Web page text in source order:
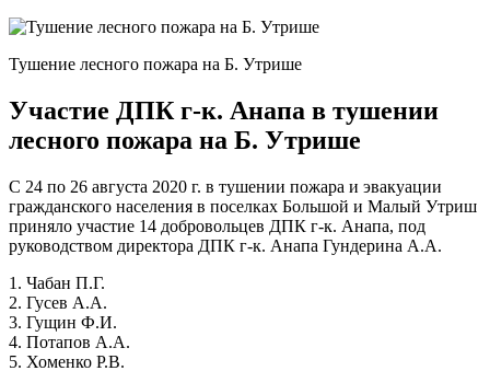
Тушение лесного пожара на Б. Утрише
Участие ДПК г-к. Анапа в тушении
лесного пожара на Б. Утрише
С 24 по 26 августа 2020 г. в тушении пожара и эвакуации
гражданского населения в поселках Большой и Малый Утриш
приняло участие 14 добровольцев ДПК г-к. Анапа, под
руководством директора ДПК г-к. Анапа Гундерина А.А.
1. Чабан П.Г.
2. Гусев А.А.
3. Гущин Ф.И.
4. Потапов А.А.
5. Хоменко Р.В.